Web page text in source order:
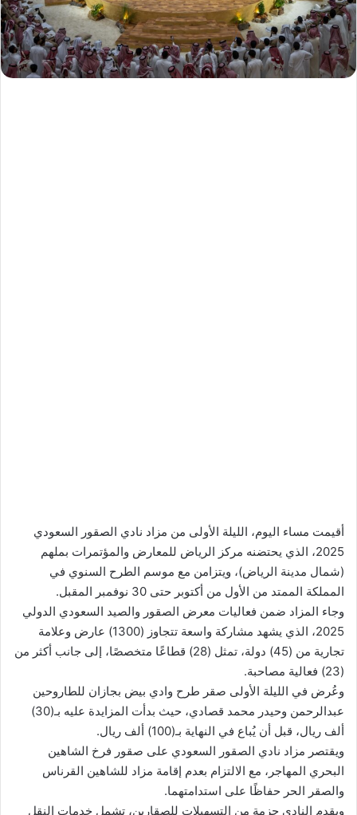
أقيمت مساء اليوم، الليلة الأولى من مزاد نادي الصقور السعودي
2025، الذي يحتضنه مركز الرياض للمعارض والمؤتمرات بملهم
(شمال مدينة الرياض)، ويتزامن مع موسم الطرح السنوي في
المملكة الممتد من الأول من أكتوبر حتى 30 نوفمبر المقبل.
وجاء المزاد ضمن فعاليات معرض الصقور والصيد السعودي الدولي
2025، الذي يشهد مشاركة واسعة تتجاوز (1300) عارض وعلامة
تجارية من (45) دولة، تمثل (28) قطاعًا متخصصًا، إلى جانب أكثر من
(23) فعالية مصاحبة.
وعُرض في الليلة الأولى صقر طرح وادي بيض بجازان للطاروحين
عبدالرحمن وحيدر محمد قصادي، حيث بدأت المزايدة عليه بـ(30)
ألف ريال، قبل أن يُباع في النهاية بـ(100) ألف ريال.
ويقتصر مزاد نادي الصقور السعودي على صقور فرخ الشاهين
البحري المهاجر، مع الالتزام بعدم إقامة مزاد للشاهين القرناس
والصقر الحر حفاظًا على استدامتهما.
ويقدم النادي حزمة من التسهيلات للصقارين، تشمل خدمات النقل